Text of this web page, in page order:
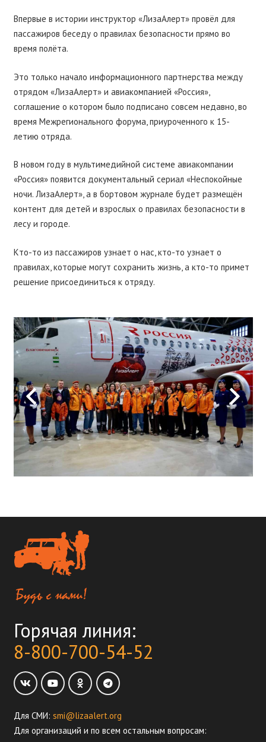
Впервые в истории инструктор «ЛизаАлерт» провёл для
пассажиров беседу о правилах безопасности прямо во
время полёта.
Это только начало информационного партнерства между
отрядом «ЛизаАлерт» и авиакомпанией «Россия»,
соглашение о котором было подписано совсем недавно, во
время Межрегионального форума, приуроченного к 15-
летию отряда.
В новом году в мультимедийной системе авиакомпании
«Россия» появится документальный сериал «Неспокойные
ночи. ЛизаАлерт», а в бортовом журнале будет размещён
контент для детей и взрослых о правилах безопасности в
лесу и городе.
Кто-то из пассажиров узнает о нас, кто-то узнает о
правилах, которые могут сохранить жизнь, а кто-то примет
решение присоединиться к отряду.
Горячая линия:
8-800-700-54-52
Для СМИ: smi@lizaalert.org
Для организаций и по всем остальным вопросам: